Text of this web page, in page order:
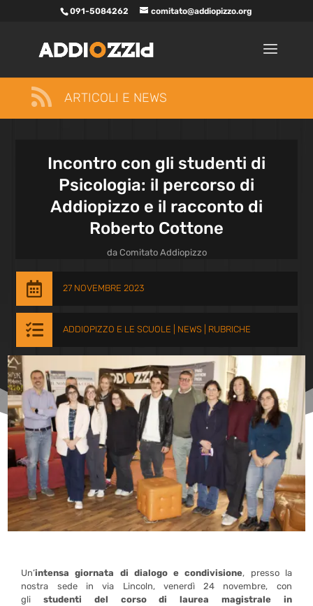
091-5084262 comitato@addiopizzo.org
 ARTICOLI E NEWS
Incontro con gli studenti di
Psicologia: il percorso di
Addiopizzo e il racconto di
Roberto Cottone
da Comitato Addiopizzo
 27 NOVEMBRE 2023
 ADDIOPIZZO E LE SCUOLE NEWS| RUBRICHE
Un’intensa giornata di dialogo e condivisione, presso la
nostra sede in via Lincoln, venerdì 24 novembre, con
glistudenti del corso di laurea magistrale in